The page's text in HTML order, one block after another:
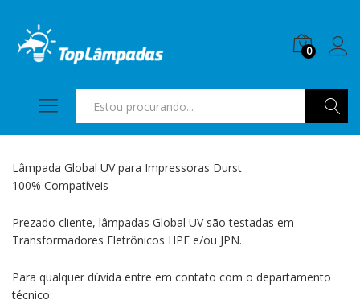
0
Lâmpada Global UV para Impressoras Durst
100% Compatíveis
Prezado cliente, lâmpadas Global UV são testadas em
Transformadores Eletrônicos HPE e/ou JPN.
Para qualquer dúvida entre em contato com o departamento
técnico: